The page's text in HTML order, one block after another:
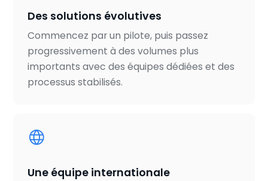
Des solutions évolutives
Commencez par un pilote, puis passez
progressivement à des volumes plus
importants avec des équipes dédiées et des
processus stabilisés.
Une équipe internationale